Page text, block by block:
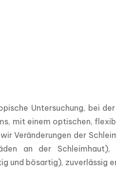
Untersuchung, bei
mit einem optischen,
Veränderungen der
an der
und bösartig), zuverlässig